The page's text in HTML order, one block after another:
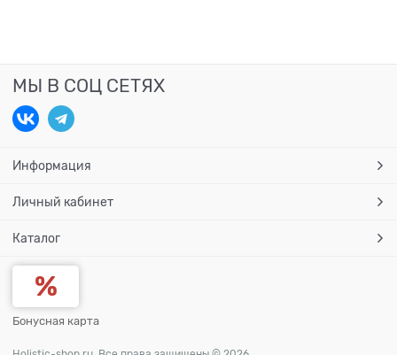
МЫ В СОЦ СЕТЯХ
Информация
Личный кабинет
Каталог
Бонусная карта